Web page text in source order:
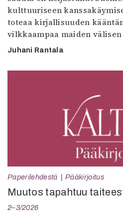
kulttuuriseen
toteaa kirjallisuuden
vilkkaampaa maiden välisen
Juhani Rantala
Paperilehdestä Pääkirjoitus
Muutos tapahtuu
2–3/2026